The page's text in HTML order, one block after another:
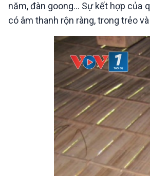
năm, đàn goong... Sự kết hợp của
có âm thanh rộn ràng, trong trẻo